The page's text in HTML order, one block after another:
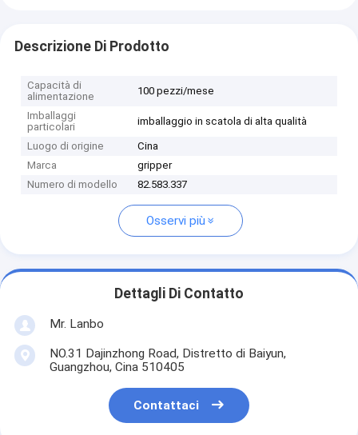
Descrizione Di Prodotto
Capacità di
alimentazione
100 pezzi/mese
Imballaggi
particolari
imballaggio in scatola di alta qualità
Luogo di origine
Cina
Marca
gripper
Numero di modello
82.583.337
Osservi più
Dettagli Di Contatto
Mr. Lanbo
NO.31 Dajinzhong Road, Distretto di Baiyun,
Guangzhou, Cina 510405
Contattaci